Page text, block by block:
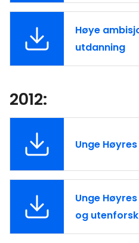
Høye
utdanning
2012:
Unge
Unge
og